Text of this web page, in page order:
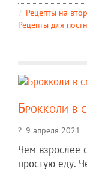
Рецепты на
Рецепты для
Брокколи в
9 апреля 2021
Чем взрослее
простую еду.